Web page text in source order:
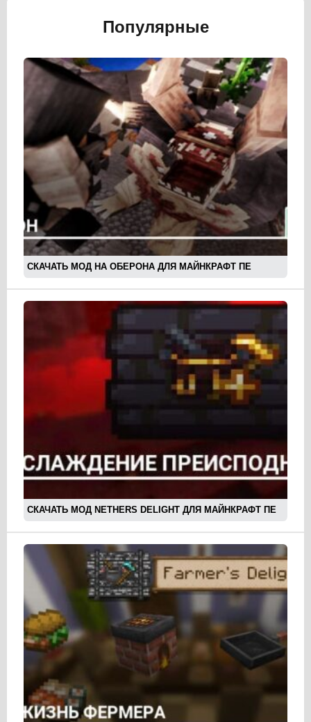
Популярные
СКАЧАТЬ МОД НА ОБЕРОНА ДЛЯ МАЙНКРАФТ ПЕ
СКАЧАТЬ МОД NETHERS DELIGHT ДЛЯ МАЙНКРАФТ ПЕ